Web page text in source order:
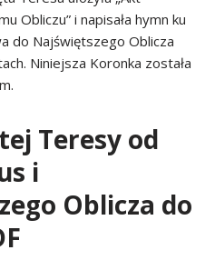
Obliczu” i napisała hymn ku
do Najświętszego Oblicza
Niniejsza Koronka została
Teresy od
i
Oblicza do